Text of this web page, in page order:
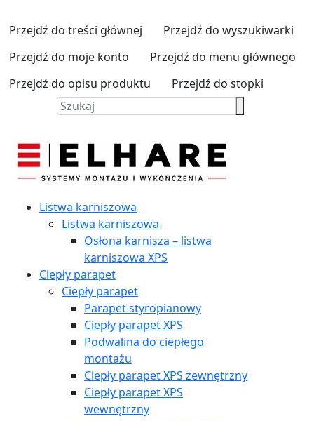
Przejdź do treści głównej
Przejdź do wyszukiwarki
Przejdź do moje konto
Przejdź do menu głównego
Przejdź do opisu produktu
Przejdź do stopki
Listwa karniszowa
Listwa karniszowa
Osłona karnisza – listwa
karniszowa XPS
Ciepły parapet
Ciepły parapet
Parapet styropianowy
Ciepły parapet XPS
Podwalina do ciepłego
montażu
Ciepły parapet XPS zewnętrzny
Ciepły parapet XPS
wewnętrzny